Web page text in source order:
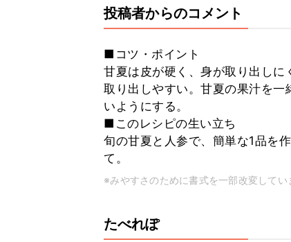
投稿者からのコメント
■コツ・ポイント
甘夏は皮が硬く、身が取り出しに
取り出しやすい。甘夏の果汁を
いようにする。
■このレシピの生い立ち
旬の甘夏と人参で、簡単な1品を
て。
※みやすさのために書式を一部改変してい
たべれぽ